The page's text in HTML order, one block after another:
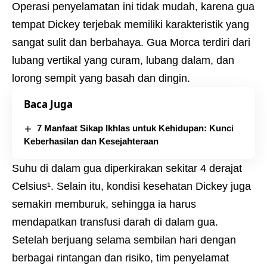
Operasi penyelamatan ini tidak mudah, karena gua
tempat Dickey terjebak memiliki karakteristik yang
sangat sulit dan berbahaya. Gua Morca terdiri dari
lubang vertikal yang curam, lubang dalam, dan
lorong sempit yang basah dan dingin.
Baca Juga
7 Manfaat Sikap Ikhlas untuk Kehidupan: Kunci
Keberhasilan dan Kesejahteraan
Suhu di dalam gua diperkirakan sekitar 4 derajat
Celsius¹. Selain itu, kondisi kesehatan Dickey juga
semakin memburuk, sehingga ia harus
mendapatkan transfusi darah di dalam gua.
Setelah berjuang selama sembilan hari dengan
berbagai rintangan dan risiko, tim penyelamat